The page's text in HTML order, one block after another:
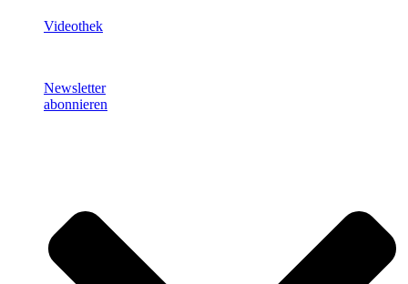
Videothek
Newsletter
abonnieren